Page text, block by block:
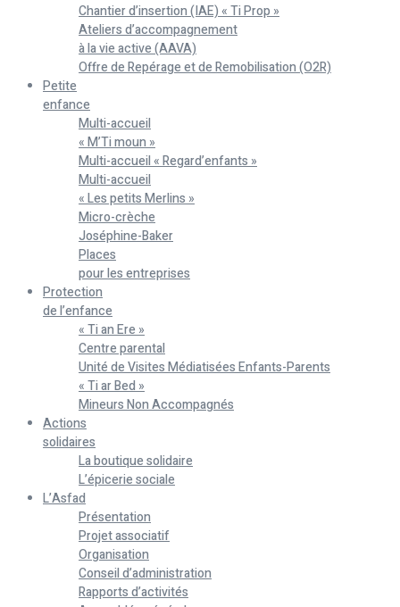
Chantier d’insertion (IAE) « Ti Prop »
Ateliers d’accompagnement
à la vie active (AAVA)
Offre de Repérage et de Remobilisation (O2R)
Petite
enfance
Multi-accueil
« M’Ti moun »
Multi-accueil « Regard’enfants »
Multi-accueil
« Les petits Merlins »
Micro-crèche
Joséphine-Baker
Places
pour les entreprises
Protection
de l’enfance
« Ti an Ere »
Centre parental
Unité de Visites Médiatisées Enfants-Parents
« Ti ar Bed »
Mineurs Non Accompagnés
Actions
solidaires
La boutique solidaire
L’épicerie sociale
L’Asfad
Présentation
Projet associatif
Organisation
Conseil d’administration
Rapports d’activités